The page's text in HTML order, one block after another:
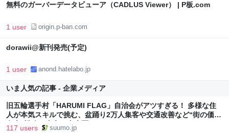
無料のガーバーデータビューア（CADLUS Viewer） | P板.com
1 user origin.p-ban.com
dorawii@新刊発売(予定)
1 user anond.hatelabo.jp
いま人気の記事 - 企業メディア
旧五輪選手村「HARUMI FLAG」自治会がアツすぎる！ 多様な住
人が本気スキルで挑む、盆踊り2万人集客や交通改善など“街の価値
向上”戦略 東京・中央区
117 users suumo.jp